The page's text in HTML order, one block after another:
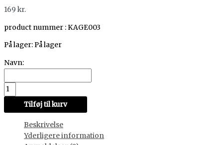
169 kr.
product nummer : KAGE003
På lager: På lager
Navn:
Tilføj til kurv
Beskrivelse
Yderligere information